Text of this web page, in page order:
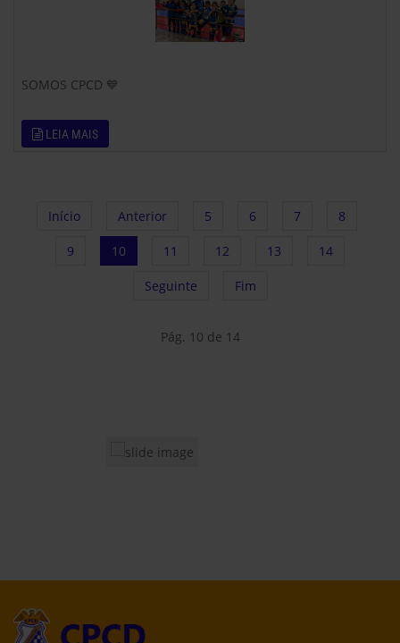
SOMOS CPCD 💙
LEIA MAIS
Início Anterior 5 6 7 8
9 10 11 12 13 14
Seguinte Fim
Pág. 10 de 14